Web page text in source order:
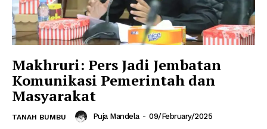
Makhruri: Pers Jadi Jembatan
Komunikasi Pemerintah dan
Masyarakat
TANAH BUMBU Puja Mandela - 09/February/2025